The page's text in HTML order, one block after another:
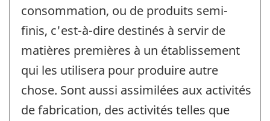
consommation, ou de produits semi-
finis, c'est-à-dire destinés à servir de
matières premières à un établissement
qui les utilisera pour produire autre
chose. Sont aussi assimilées aux activités
de fabrication, des activités telles que